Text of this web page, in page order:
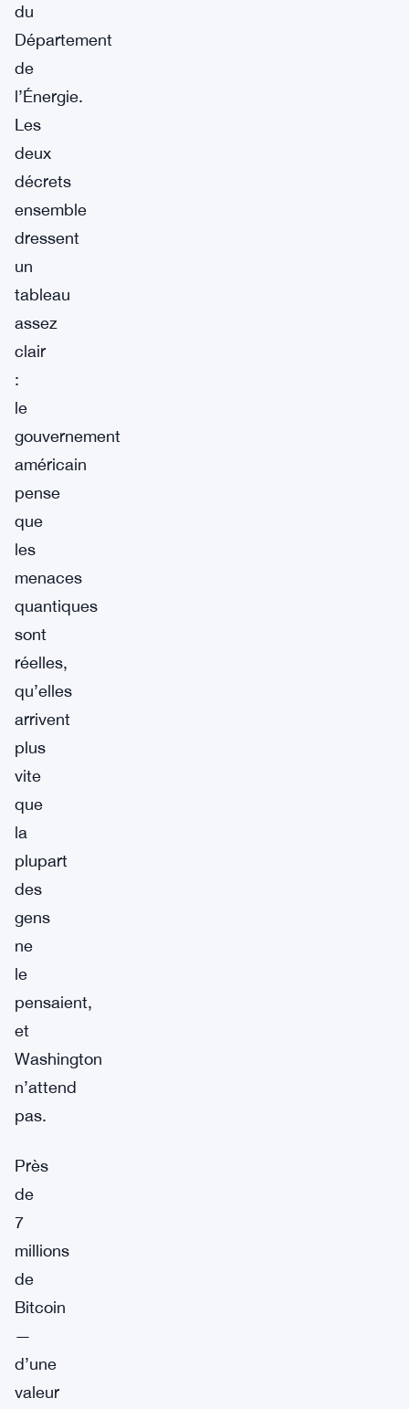
du
Département
de
l’Énergie.
Les
deux
décrets
ensemble
dressent
un
tableau
assez
clair
:
le
gouvernement
américain
pense
que
les
menaces
quantiques
sont
réelles,
qu’elles
arrivent
plus
vite
que
la
plupart
des
gens
ne
le
pensaient,
et
Washington
n’attend
pas.
Près
de
7
millions
de
Bitcoin
—
d’une
valeur